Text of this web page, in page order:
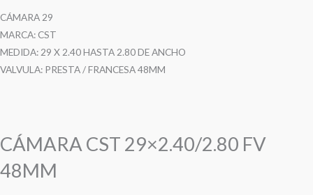
CÁMARA 29
MARCA: CST
MEDIDA: 29 X 2.40 HASTA 2.80 DE ANCHO
VALVULA: PRESTA / FRANCESA 48MM
CÁMARA CST 29×2.40/2.80 FV
48MM